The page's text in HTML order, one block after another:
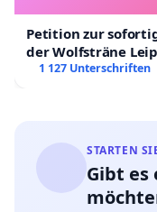
Petition zur
der Wolfsträne
1 127 Unterschriften
STARTEN
Gibt es